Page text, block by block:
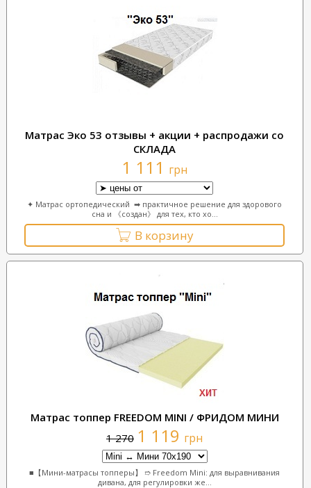
Матрас Эко 53 отзывы + акции + распродажи со
СКЛАДА
1 111 грн
✦ Матрас ортопедический ➡ практичное решение для здорового
сна и 《создан》 для тех, кто хо...
В корзину
Матрас топпер FREEDOM MINI / ФРИДОМ МИНИ
1 270 1 119 грн
■【Мини-матрасы топперы】 ➱ Freedom Mini: для выравнивания
дивана, для регулировки же...